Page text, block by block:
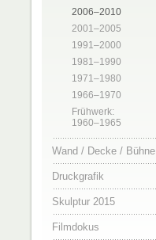
2006–2010
2001–2005
1991–2000
1981–1990
1971–1980
1966–1970
Frühwerk:
1960–1965
Wand / Decke / Bühne
Druckgrafik
Skulptur 2015
Filmdokus